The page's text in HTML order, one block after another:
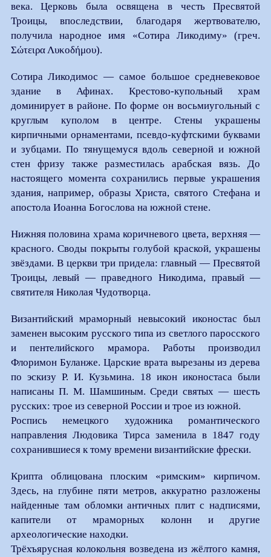
века. Церковь была освящена в честь Пресвятой
Троицы, впоследствии, благодаря жертвователю,
получила народное имя «Сотира Ликодиму» (греч.
Σώτειρα Λυκοδήμου).
Сотира Ликодимос — самое большое средневековое
здание в Афинах. Крестово-купольный храм
доминирует в районе. По форме он восьмиугольный с
круглым куполом в центре. Стены украшены
кирпичными орнаментами, псевдо-куфтскими буквами
и зубцами. По тянущемуся вдоль северной и южной
стен фризу также разместилась арабская вязь. До
настоящего момента сохранились первые украшения
здания, например, образы Христа, святого Стефана и
апостола Иоанна Богослова на южной стене.
Нижняя половина храма коричневого цвета, верхняя —
красного. Своды покрыты голубой краской, украшены
звёздами. В церкви три придела: главный — Пресвятой
Троицы, левый — праведного Никодима, правый —
святителя Николая Чудотворца.
Византийский мраморный невысокий иконостас был
заменен высоким русского типа из светлого паросского
и пентелийского мрамора. Работы производил
Флоримон Буланже. Царские врата вырезаны из дерева
по эскизу Р. И. Кузьмина. 18 икон иконостаса были
написаны П. М. Шамшиным. Среди святых — шесть
русских: трое из северной России и трое из южной.
Роспись немецкого художника романтического
направления Людовика Тирса заменила в 1847 году
сохранившиеся к тому времени византийские фрески.
Крипта облицована плоским «римским» кирпичом.
Здесь, на глубине пяти метров, аккуратно разложены
найденные там обломки античных плит с надписями,
капители от мраморных колонн и другие
археологические находки.
Трёхъярусная колокольня возведена из жёлтого камня,